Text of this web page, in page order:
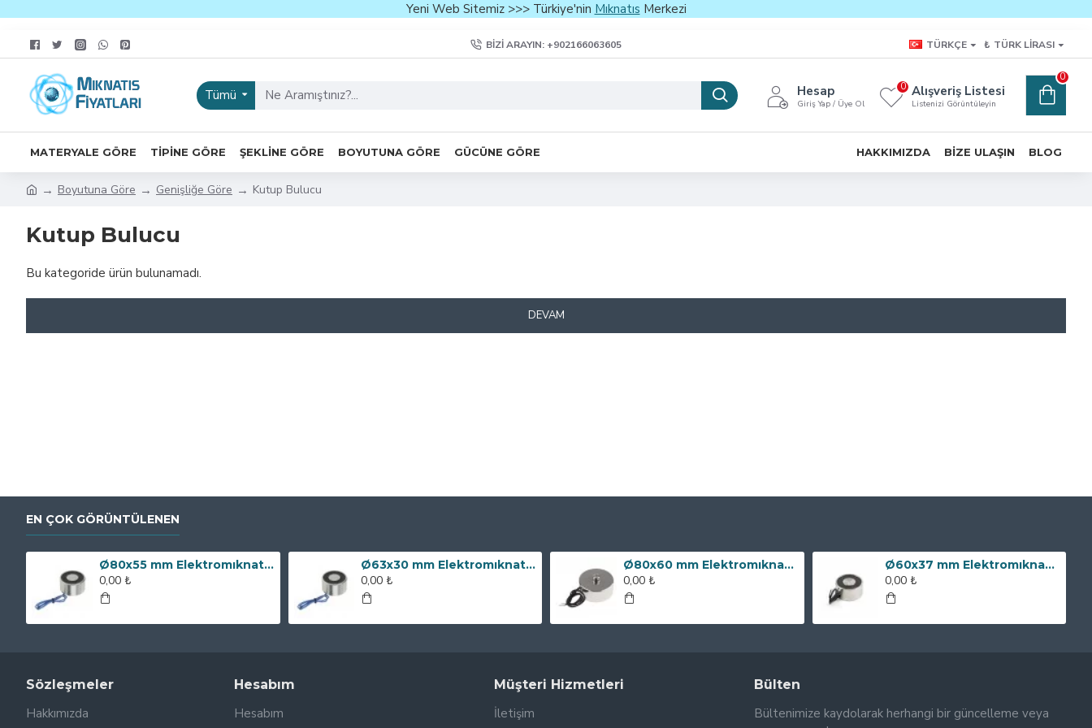
Yeni Web Sitemiz >>> Türkiye'nin Mıknatıs Merkezi
BIZI ARAYIN: +902166063605 TÜRKÇE ₺ TÜRK LIRASI
Tümü Hesap
Giriş Yap / Üye Ol
Alışveriş Listesi
Listenizi Görüntüleyin
0
0
MATERYALE GÖRE TIPINE GÖRE ŞEKLINE GÖRE BOYUTUNA GÖRE GÜCÜNE GÖRE HAKKIMIZDA BIZE ULAŞIN BLOG
Boyutuna Göre Genişliğe Göre Kutup Bulucu
Kutup Bulucu
Bu kategoride ürün bulunamadı.
DEVAM
EN ÇOK GÖRÜNTÜLENEN
Ø80x55 mm Elektromıknatıs - 250 kg Çekim Gücü
0,00 ₺
Ø63x30 mm Elektromıknatıs - 100 kg Çekim Gücü
0,00 ₺
Ø80x60 mm Elektromıknatıs - 240 kg Çekim Gücü
0,00 ₺
Ø60x37 mm Elektromıknatıs - 100 kg Çekim Gücü
0,00 ₺
Sözleşmeler
Hakkımızda
Hesabım
Hesabım
Müşteri Hizmetleri
İletişim
Bülten
Bültenimize kaydolarak herhangi bir güncelleme veya